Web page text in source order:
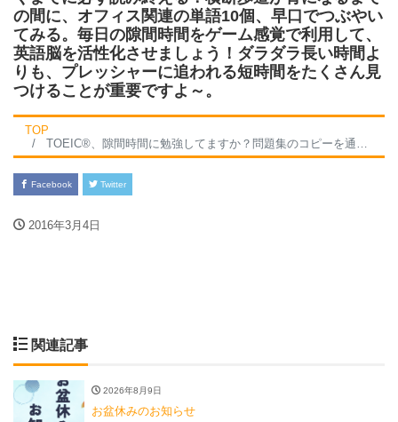
の間に、オフィス関連の単語10個、早口でつぶやい
てみる。毎日の隙間時間をゲーム感覚で利用して、
英語脳を活性化させましょう！ダラダラ長い時間よ
りも、プレッシャーに追われる短時間をたくさん見
つけることが重要ですよ～。
TOP
TOEIC®、隙間時間に勉強してますか？問題集のコピーを通勤電車に持ち込んで、自分の降りる駅に着くまでに必ず読み終える！横断歩道が青になるまでの間に、オフィス関連の単語10個、早口でつぶやいてみる。毎日の隙間時間をゲーム感覚で利用して、英語脳を活性化させましょう！ダラダラ長い時間よりも、プレッシャーに追われる短時間をたくさん見つけることが重要ですよ～。
Facebook Twitter
2016年3月4日
関連記事
2026年8月9日
お盆休みのお知らせ